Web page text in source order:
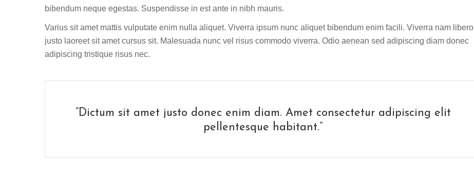
bibendum neque egestas. Suspendisse in est ante in nibh mauris.
Varius sit amet mattis vulputate enim nulla aliquet. Viverra ipsum nunc aliquet bibendum enim facili. Viverra nam libero
justo laoreet sit amet cursus sit. Malesuada nunc vel risus commodo viverra. Odio aenean sed adipiscing diam donec
adipiscing tristique risus nec.
“Dictum sit amet justo donec enim diam. Amet consectetur adipiscing elit
pellentesque habitant.”